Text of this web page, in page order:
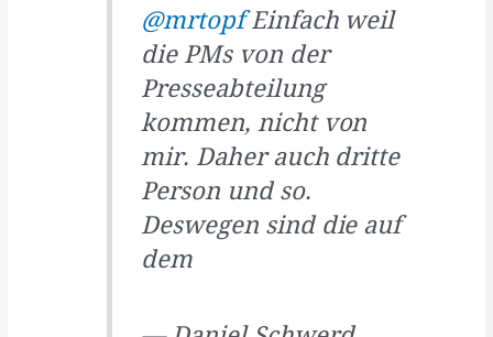
@mrtopfEinfach weil
die PMs von der
Presseabteilung
kommen, nicht von
mir. Daher auch dritte
Person und so.
Deswegen sind die auf
dem